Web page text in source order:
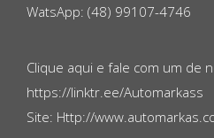
WatsApp: (48) 99107-4746
Clique aqui e fale com um de
https://linktr.ee/Automarkass
Site: Http://